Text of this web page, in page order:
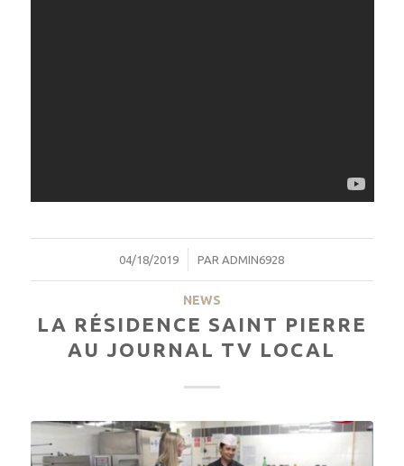
04/18/2019
/ PARADMIN6928
NEWS
LA RÉSIDENCE SAINT PIERRE
AU JOURNAL TV LOCAL